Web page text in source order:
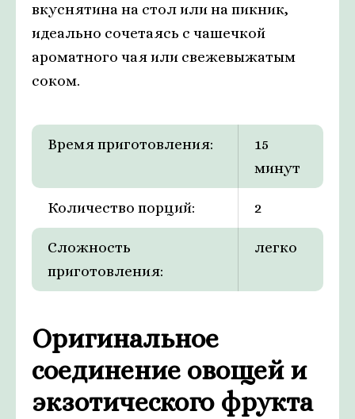
вкуснятина на стол или на пикник,
идеально сочетаясь с чашечкой
ароматного чая или свежевыжатым
соком.
Время приготовления:
15
минут
Количество порций: 2
Сложность
приготовления:
легко
Оригинальное
соединение овощей и
экзотического фрукта